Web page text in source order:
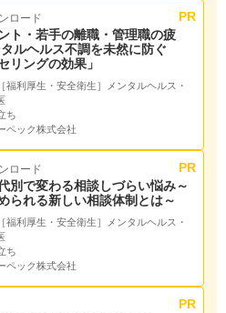
ロード
ト・若手の離職・管理職の疲
ルヘルス不調を未然に防ぐ
リングの効果」
［福利厚生・安全衛生］メンタルヘルス・
ち
ペック株式会社
ロード
別で変わる相談しづらい悩み～
られる新しい相談体制とは～
［福利厚生・安全衛生］メンタルヘルス・
ち
ペック株式会社